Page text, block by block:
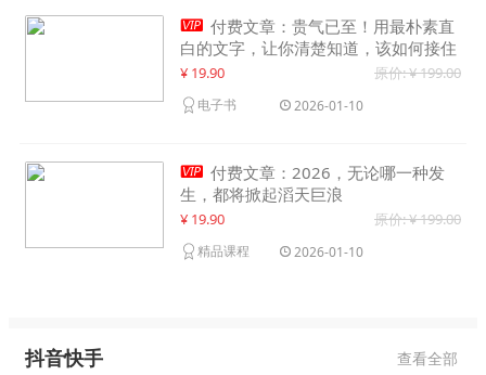
 付费文章：贵气已至！用最朴素直
白的文字，让你清楚知道，该如何接住
这一次时代的泼天富贵
¥ 19.90 原价: ¥ 199.00
电子书 2026-01-10
 付费文章：2026，无论哪一种发
生，都将掀起滔天巨浪
¥ 19.90 原价: ¥ 199.00
精品课程 2026-01-10
抖音快手 查看全部